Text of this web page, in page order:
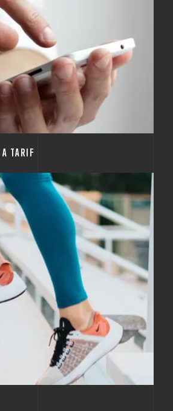
to dnes opravdu nejde, proto
tarifem i pro soukromé účely.
TARIF
životní styl a pořádáme aktivity
udržení psychické a fyzické kondice
nebo sportovní dny. Dotovaná
je samozřejmostí! V naší kuchyňce
najdete něco dobrého a zdravého na
doplnění energie.